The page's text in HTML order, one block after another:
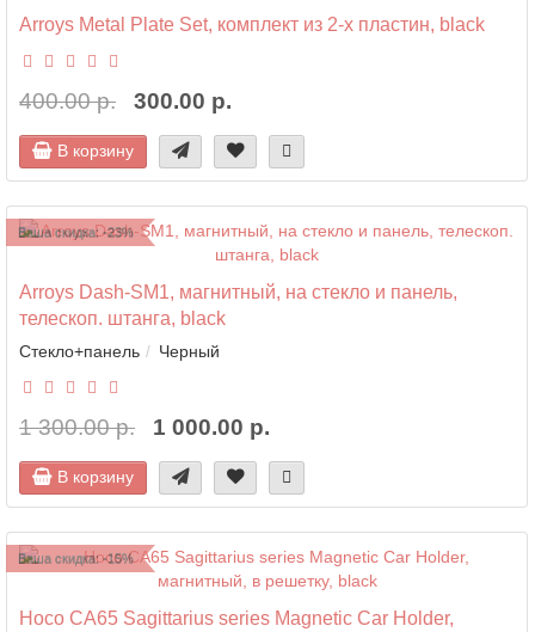
Arroys Metal Plate Set, комплект из 2-х пластин, black
400.00 р. 300.00 р.
В корзину
Ваша скидка: -23%
Arroys Dash-SM1, магнитный, на стекло и панель,
телескоп. штанга, black
Стекло+панель Черный
1 300.00 р. 1 000.00 р.
В корзину
Ваша скидка: -15%
Hoco CA65 Sagittarius series Magnetic Car Holder,